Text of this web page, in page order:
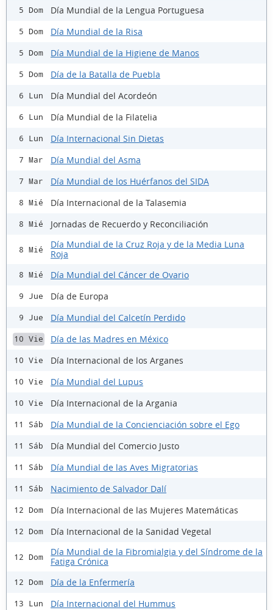
5 Dom Día Mundial de la Lengua Portuguesa
5 Dom Día Mundial de la Risa
5 Dom Día Mundial de la Higiene de Manos
5 Dom Día de la Batalla de Puebla
6 Lun Día Mundial del Acordeón
6 Lun Día Mundial de la Filatelia
6 Lun Día Internacional Sin Dietas
7 Mar Día Mundial del Asma
7 Mar Día Mundial de los Huérfanos del SIDA
8 Mié Día Internacional de la Talasemia
8 Mié Jornadas de Recuerdo y Reconciliación
8 Mié
Día Mundial de la Cruz Roja y de la Media Luna
Roja
8 Mié Día Mundial del Cáncer de Ovario
9 Jue Día de Europa
9 Jue Día Mundial del Calcetín Perdido
10 Vie Día de las Madres en México
10 Vie Día Internacional de los Arganes
10 Vie Día Mundial del Lupus
10 Vie Día Internacional de la Argania
11 Sáb Día Mundial de la Concienciación sobre el Ego
11 Sáb Día Mundial del Comercio Justo
11 Sáb Día Mundial de las Aves Migratorias
11 Sáb Nacimiento de Salvador Dalí
12 Dom Día Internacional de las Mujeres Matemáticas
12 Dom Día Internacional de la Sanidad Vegetal
12 Dom
Día Mundial de la Fibromialgia y del Síndrome de la
Fatiga Crónica
12 Dom Día de la Enfermería
13 Lun Día Internacional del Hummus